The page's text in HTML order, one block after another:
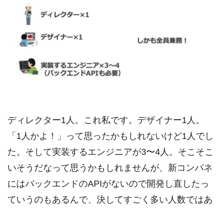
ディレクター1人。これ私です。デザイナー1人。
「1人かよ！」って思ったかもしれないけど1人でし
た。そして実装するエンジニアが3〜4人。そこそこ
いそうだなって思うかもしれませんが、新コンパネ
にはバックエンドのAPIがないので開発し直したっ
ていうのもあるんで、決してすごく多い人数ではあ